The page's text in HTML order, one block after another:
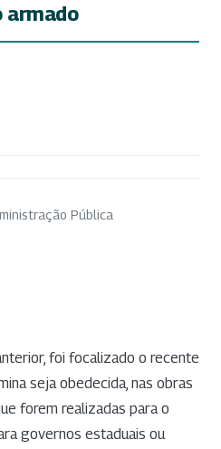
armado
Pública
foi focalizado o recente
seja obedecida, nas obras
forem realizadas para o
governos estaduais ou